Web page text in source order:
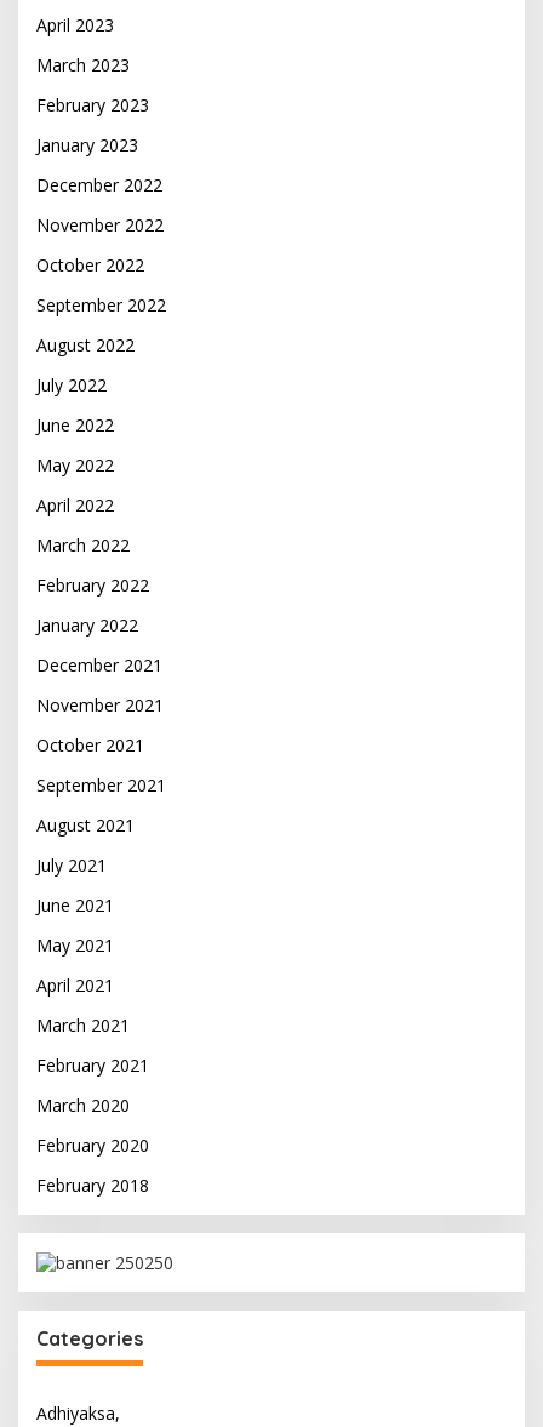
April 2023
March 2023
February 2023
January 2023
December 2022
November 2022
October 2022
September 2022
August 2022
July 2022
June 2022
May 2022
April 2022
March 2022
February 2022
January 2022
December 2021
November 2021
October 2021
September 2021
August 2021
July 2021
June 2021
May 2021
April 2021
March 2021
February 2021
March 2020
February 2020
February 2018
Categories
Adhiyaksa,